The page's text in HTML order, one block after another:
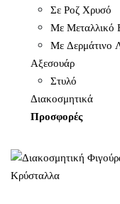
Σε Ροζ Χρυσό
Με Μεταλλικό
Με Δερμάτινο
Αξεσουάρ
Στυλό
Διακοσμητικά
Προσφορές